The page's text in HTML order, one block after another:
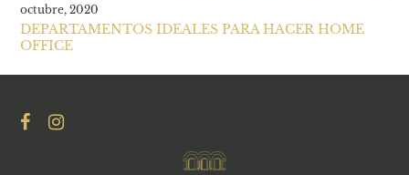
octubre, 2020
DEPARTAMENTOS IDEALES PARA HACER HOME
OFFICE